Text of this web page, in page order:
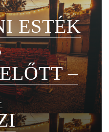
ESTÉK
–